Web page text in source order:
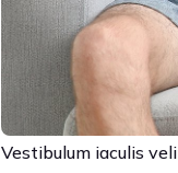
Vestibulum iaculis